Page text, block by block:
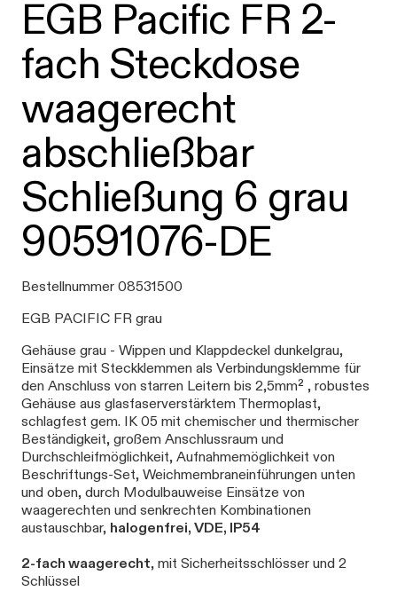
EGB Pacific FR 2-
fach Steckdose
waagerecht
abschließbar
Schließung 6 grau
90591076-DE
Bestellnummer 08531500
EGB PACIFIC FR grau
Gehäuse grau - Wippen und Klappdeckel dunkelgrau,
Einsätze mit Steckklemmen als Verbindungsklemme für
den Anschluss von starren Leitern bis 2,5mm² , robustes
Gehäuse aus glasfaserverstärktem Thermoplast,
schlagfest gem. IK 05 mit chemischer und thermischer
Beständigkeit, großem Anschlussraum und
Durchschleifmöglichkeit, Aufnahmemöglichkeit von
Beschriftungs-Set, Weichmembraneinführungen unten
und oben, durch Modulbauweise Einsätze von
waagerechten und senkrechten Kombinationen
austauschbar, halogenfrei, VDE, IP54
2-fach waagerecht, mit Sicherheitsschlösser und 2
Schlüssel